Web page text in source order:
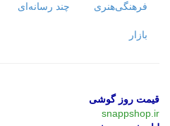
فرهنگی‌هنری چند رسانه‌ای
بازار
قیمت روز گوشی
snappshop.ir